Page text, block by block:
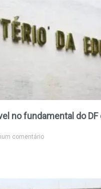
no fundamental do DF
comentário